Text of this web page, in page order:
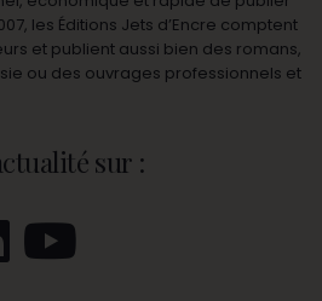
les Éditions Jets d’Encre comptent
et publient aussi bien des romans,
ou des ouvrages professionnels et
sur :